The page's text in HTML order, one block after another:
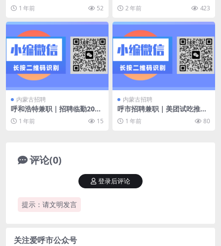
育赛事秩序维护500名
1 年前 52 2 年前 423
内蒙古招聘
呼和浩特兼职｜招聘临勤200
人 7月26、27号敕勒川音乐节
1 年前 15
内蒙古招聘
呼市招聘兼职｜美团试吃推荐
官 工作内容 邀请用户 参加美
团下单试吃活动
1 年前 80
评论(0)
提示：请文明发言
登录后评论
关注爱呼市公众号